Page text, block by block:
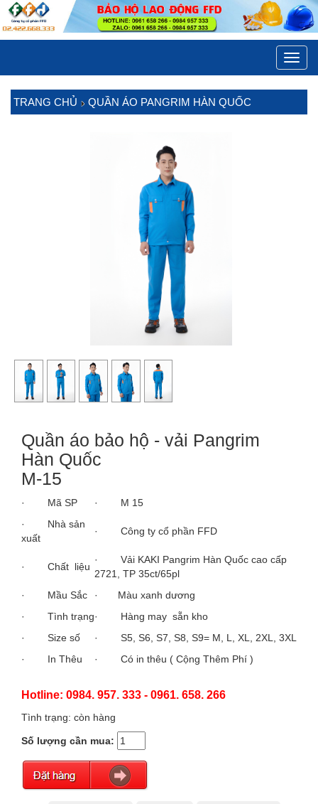
TRANG CHỦ QUẦN ÁO PANGRIM HÀN QUỐC
Quần áo bảo hộ - vải Pangrim
Hàn Quốc
M-15
· Mã SP
· M 15
· Nhà sản
xuất
· Công ty cổ phần FFD
· Chất liệu
· Vải KAKI Pangrim Hàn Quốc cao cấp
2721, TP 35ct/65pl
· Mầu Sắc
· Màu xanh dương
· Tình trạng· Hàng may sẵn kho
· Size số
· S5, S6, S7, S8, S9= M, L, XL, 2XL, 3XL
· In Thêu
· Có in thêu ( Cộng Thêm Phí )
Hotline: 0984. 957. 333 - 0961. 658. 266
Tình trạng: còn hàng
Số lượng cần mua: